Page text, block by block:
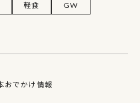
軽食
GW
でかけ情報